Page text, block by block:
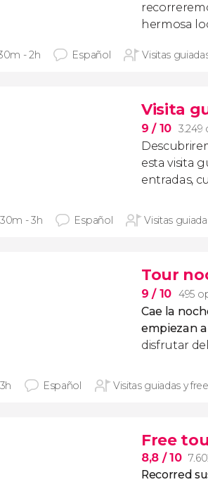
hermosa
- 2h Español Visitas
Visita
9/ 10 3.249
esta visita
entradas,
- 3h Español Visitas
Tour
9/ 10 495
Cae la
empiezan
disfrutar del
Español Visitas guiadas y
Free
8,8 / 10
Recorred